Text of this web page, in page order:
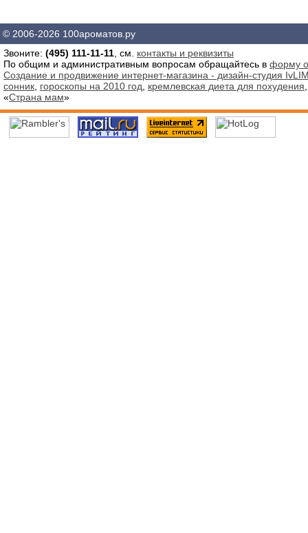
© 2006-2026 100ароматов.ру
Звоните: (495) 111-11-11 , см. контакты и реквизиты
По общим и административным вопросам обращайтесь в форму
Создание и продвижение интернет-магазина - дизайн-студия
сонник гороскопы на 2010 год кремлевская диета для похудения
«Страна мам»